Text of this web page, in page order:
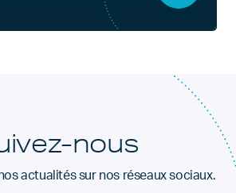
nous
actualités sur nos réseaux sociaux.